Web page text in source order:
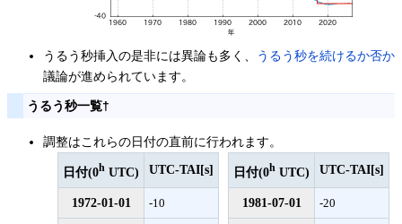
うるう秒挿入の是非には異論も多く、
うるう秒を続けるか否か
議論が進められています。
うるう秒一覧†
調整はこれらの日付の直前に行われます。
日付(0h UTC) UTC-TAI[s]
1972-01-01 -10
日付(0h UTC) UTC-TAI[s]
1981-07-01 -20